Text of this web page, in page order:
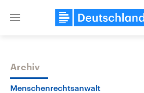
Close
Themen
Archiv
Menschenrechtsanwalt